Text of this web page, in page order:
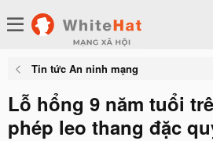
Tin tức An ninh mạng
Lỗ hổng 9 năm tuổi
phép leo thang đặc